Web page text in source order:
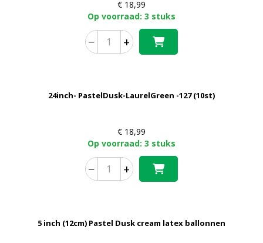
€18,99
Op voorraad: 3 stuks
− +
24inch- PastelDusk-LaurelGreen -127 (10st)
€18,99
Op voorraad: 3 stuks
− +
5 inch (12cm) Pastel Dusk cream latex ballonnen